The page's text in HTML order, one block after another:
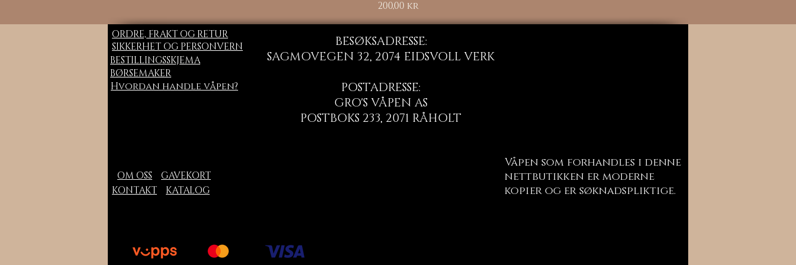
Pris
200,00 kr
ORDRE, FRAKT OG RETUR
SIKKERHET OG PERSONVERN
BESTILLINGSSKJEMA
BØRSEMAKER
BESØKSADRESSE:
SAGMOVEGEN 32, 2074 EIDSVOLL VERK
POSTADRESSE:
GRO'S VÅPEN AS
POSTBOKS 233, 2071 RÅHOLT
Hvordan handle våpen?
OM OSS
GAVEKORT
KONTAKT
KATALOG
Våpen som forhandles i denne
nettbutikken er moderne
kopier og er søknadspliktige.